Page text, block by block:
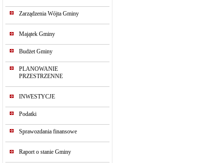
Zarządzenia Wójta Gminy
Majątek Gminy
Budżet Gminy
PLANOWANIE
PRZESTRZENNE
INWESTYCJE
Podatki
Sprawozdania finansowe
Raport o stanie Gminy